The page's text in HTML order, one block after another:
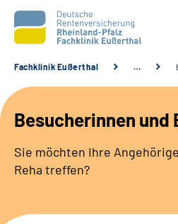
Unsere Klinik
Unsere Angebote
Ihre Rehabilitation
Fachklinik Eußerthal …
Besucherinnen und
Sie möchten Ihre
Reha treffen?